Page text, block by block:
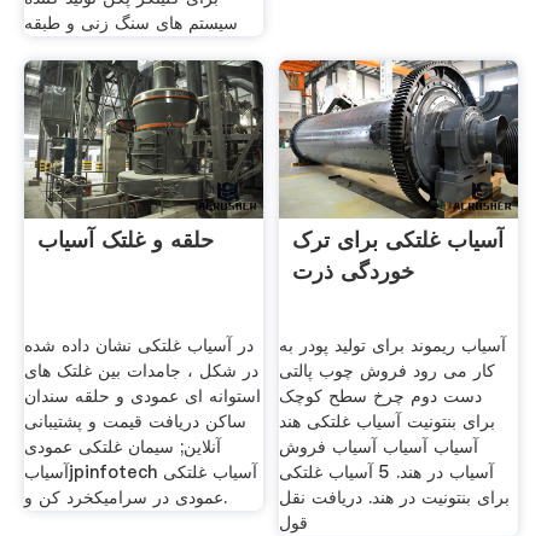
سیستم های سنگ زنی و طبقه
حلقه و غلتک آسیاب
در آسیاب غلتکی نشان داده شده
در شکل ، جامدات بین غلتک های
استوانه ای عمودی و حلقه سندان
ساکن دریافت قیمت و پشتیبانی
آنلاین; سیمان غلتکی عمودی
آسیابjpinfotech آسیاب غلتکی
عمودی در سرامیکخرد کن و.
آسیاب غلتکی برای ترک
خوردگی ذرت
آسیاب ریموند برای تولید پودر به
کار می رود فروش چوب پالتی
دست دوم چرخ سطح کوچک
برای بنتونیت آسیاب غلتکی هند
آسیاب آسیاب آسیاب فروش
آسیاب در هند. 5 آسیاب غلتکی
برای بنتونیت در هند. دریافت نقل
قول